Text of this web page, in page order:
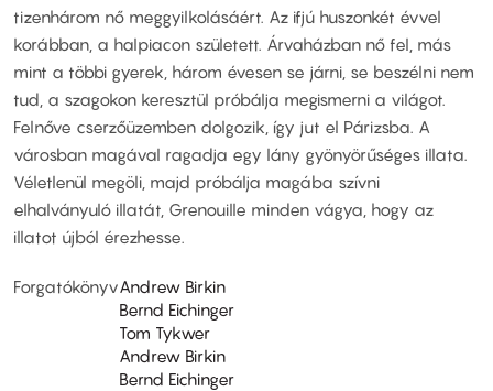
tizenhárom nő meggyilkolásáért. Az ifjú huszonkét évvel
korábban, a halpiacon született. Árvaházban nő fel, más
mint a többi gyerek, három évesen se járni, se beszélni nem
tud, a szagokon keresztül próbálja megismerni a világot.
Felnőve cserzőüzemben dolgozik, így jut el Párizsba. A
városban magával ragadja egy lány gyönyörűséges illata.
Véletlenül megöli, majd próbálja magába szívni
elhalványuló illatát, Grenouille minden vágya, hogy az
illatot újból érezhesse.
ForgatókönyvAndrew Birkin
Bernd Eichinger
Tom Tykwer
Andrew Birkin
Bernd Eichinger